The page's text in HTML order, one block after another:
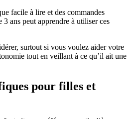
facile à lire et des commandes
3 ans peut apprendre à utiliser ces
surtout si vous voulez aider votre
tout en veillant à ce qu’il ait une
pour filles et